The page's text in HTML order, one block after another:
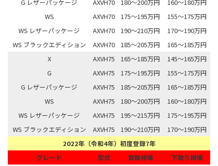
G レザーパッケージ
AXVH70 180～200万円
160～180万円
WS
AXVH70 175～195万円
155～175万円
WS レザーパッケージ
AXVH70 190～210万円
170～190万円
WS ブラックエディション
AXVH70 185～205万円
165～185万円
X
AXVH75 165～185万円
145～165万円
G
AXVH75 175～195万円
155～175万円
G レザーパッケージ
AXVH75 185～205万円
165～185万円
WS
AXVH75 180～200万円
160～180万円
WS レザーパッケージ
AXVH75 195～215万円
175～195万円
WS ブラックエディション
AXVH75 190～210万円
170～190万円
2022年（令和4年）初度登録7年
グレード
型式 買取相場
下取り相場